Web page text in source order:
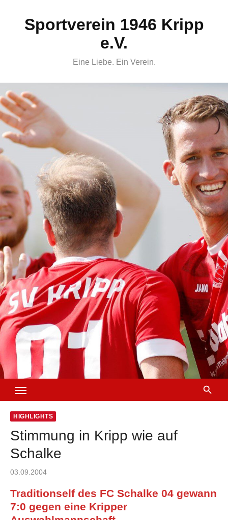
Sportverein 1946 Kripp
e.V.
Eine Liebe. Ein Verein.
HIGHLIGHTS
Stimmung in Kripp wie auf
Schalke
Posted
03.09.2004
Traditionself des FC Schalke 04 gewann
7:0 gegen eine Kripper